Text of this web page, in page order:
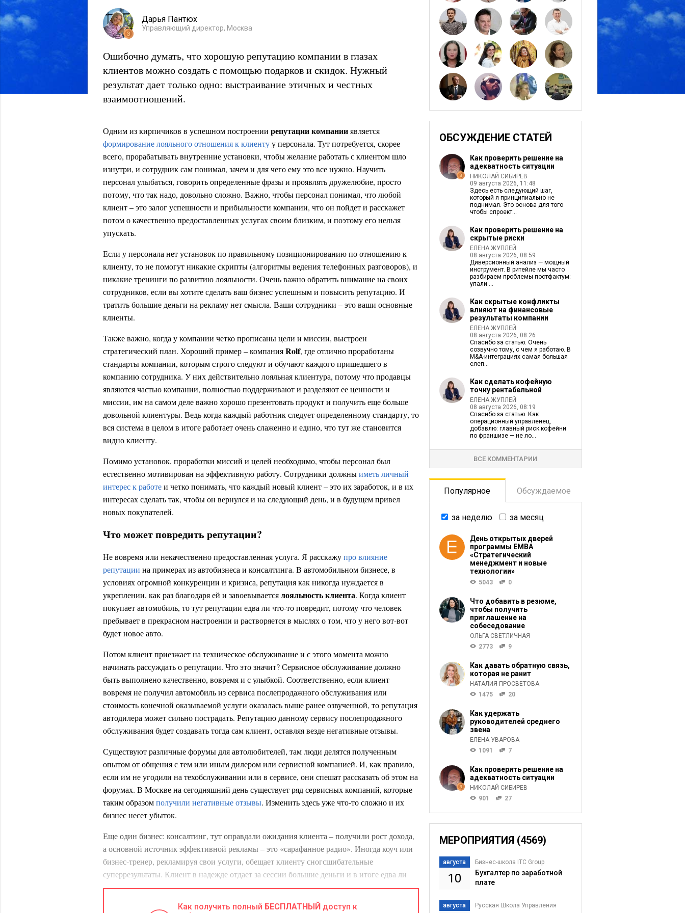
Дарья Пантюх
Управляющий директор, Москва
Ошибочно думать, что хорошую репутацию компании в глазах
клиентов можно создать с помощью подарков и скидок. Нужный
результат дает только одно: выстраивание этичных и честных
взаимоотношений.
Одним из кирпичиков в успешном построении репутации компанииявляется
формирование лояльного отношения к клиентуу персонала. Тут потребуется, скорее
всего, прорабатывать внутренние установки, чтобы желание работать с клиентом шло
изнутри, и сотрудник сам понимал, зачем и для чего ему это все нужно. Научить
персонал улыбаться, говорить определенные фразы и проявлять дружелюбие, просто
потому, что так надо, довольно сложно. Важно, чтобы персонал понимал, что любой
клиент – это залог успешности и прибыльности компании, что он пойдет и расскажет
потом о качественно предоставленных услугах своим близким, и поэтому его нельзя
упускать.
Если у персонала нет установок по правильному позиционированию по отношению к
клиенту, то не помогут никакие скрипты (алгоритмы ведения телефонных разговоров), и
никакие тренинги по развитию лояльности. Очень важно обратить внимание на своих
сотрудников, если вы хотите сделать ваш бизнес успешным и повысить репутацию. И
тратить большие деньги на рекламу нет смысла. Ваши сотрудники – это ваши основные
клиенты.
Также важно, когда у компании четко прописаны цели и миссии, выстроен
стратегический план. Хороший пример – компанияRolf, где отлично проработаны
стандарты компании, которым строго следуют и обучают каждого пришедшего в
компанию сотрудника. У них действительно лояльная клиентура, потому что продавцы
являются частью компании, полностью поддерживают и разделяют ее ценности и
миссии, им на самом деле важно хорошо презентовать продукт и получить еще больше
довольной клиентуры. Ведь когда каждый работник следует определенному стандарту, то
вся система в целом в итоге работает очень слаженно и едино, что тут же становится
видно клиенту.
Помимо установок, проработки миссий и целей необходимо, чтобы персонал был
естественно мотивирован на эффективную работу. Сотрудники должныиметь личный
интерес к работеи четко понимать, что каждый новый клиент – это их заработок, и в их
интересах сделать так, чтобы он вернулся и на следующий день, и в будущем привел
новых покупателей.
Что может повредить репутации?
Не вовремя или некачественно предоставленная услуга. Я расскажупро влияние
репутации на примерах из автобизнеса и консалтинга. В автомобильном бизнесе, в
условиях огромной конкуренции и кризиса, репутация как никогда нуждается в
укреплении, как раз благодаря ей и завоевываетсялояльность клиента. Когда клиент
покупает автомобиль, то тут репутации едва ли что-то повредит, потому что человек
пребывает в прекрасном настроении и растворяется в мыслях о том, что у него вот-вот
будет новое авто.
Потом клиент приезжает на техническое обслуживание и с этого момента можно
начинать рассуждать о репутации. Что это значит? Сервисное обслуживание должно
быть выполнено качественно, вовремя и с улыбкой. Соответственно, если клиент
вовремя не получил автомобиль из сервиса послепродажного обслуживания или
стоимость конечной оказываемой услуги оказалась выше ранее озвученной, то репутация
автодилера может сильно пострадать. Репутацию данному сервису послепродажного
обслуживания будет создавать тогда сам клиент, оставляя везде негативные отзывы.
Существуют различные форумы для автолюбителей, там люди делятся полученным
опытом от общения с тем или иным дилером или сервисной компанией. И, как правило,
если им не угодили на техобслуживании или в сервисе, они спешат рассказать об этом на
форумах. В Москве на сегодняшний день существует ряд сервисных компаний, которые
таким образомполучили негативные отзывы. Изменить здесь уже что-то сложно и их
бизнес несет убыток.
Еще один бизнес: консалтинг, тут оправдали ожидания клиента – получили рост дохода,
а основной источник эффективной рекламы – это «сарафанное радио». Иногда коуч или
бизнес-тренер, рекламируя свои услуги, обещает клиенту сногсшибательные
суперрезультаты. Клиент в надежде отдает за сессии большие деньги и в итоге едва ли
получает желаемое. Известность консультанта тогда вряд ли окажет ему хорошую
подмогу. Репутация тут строится очень долго и тяжело, а ломается легко и быстро.
Как получить полный БЕСПЛАТНЫЙ доступ к
ОБСУЖДЕНИЕ СТАТЕЙ
Как проверить решение на
адекватность ситуации
НИКОЛАЙ СИБИРЕВ
09 августа 2026, 11:48
Здесь есть следующий шаг,
который я принципиально не
поднимал. Это основа для того
чтобы спроект...
Как проверить решение на
скрытые риски
ЕЛЕНА ЖУПЛЕЙ
08 августа 2026, 08:59
Диверсионный анализ — мощный
инструмент. В ритейле мы часто
разбираем проблемы постфактум:
упали ...
Как скрытые конфликты
влияют на финансовые
результаты компании
ЕЛЕНА ЖУПЛЕЙ
08 августа 2026, 08:26
Спасибо за статью. Очень
созвучно тому, с чем я работаю. В
M&A-интеграциях самая большая
слеп...
Как сделать кофейную
точку рентабельной
ЕЛЕНА ЖУПЛЕЙ
08 августа 2026, 08:19
Спасибо за статью. Как
операционный управленец,
добавлю: главный риск кофейни
по франшизе — не ло...
ВСЕ КОММЕНТАРИИ
Популярное Обсуждаемое
за неделю за месяц
День открытых дверей
программы ЕМВА
«Стратегический
менеджмент и новые
технологии»
5043 0
Что добавить в резюме,
чтобы получить
приглашение на
собеседование
ОЛЬГА СВЕТЛИЧНАЯ
2773
9
Как давать обратную связь,
которая не ранит
НАТАЛИЯ ПРОСВЕТОВА
1475
20
Как удержать
руководителей среднего
звена
ЕЛЕНА УВАРОВА
1091
7
Как проверить решение на
адекватность ситуации
НИКОЛАЙ СИБИРЕВ
901
27
МЕРОПРИЯТИЯ (4569)
августа
10
Бизнес-школа ITC Group
Бухгалтер по заработной
плате
августа Русская Школа Управления